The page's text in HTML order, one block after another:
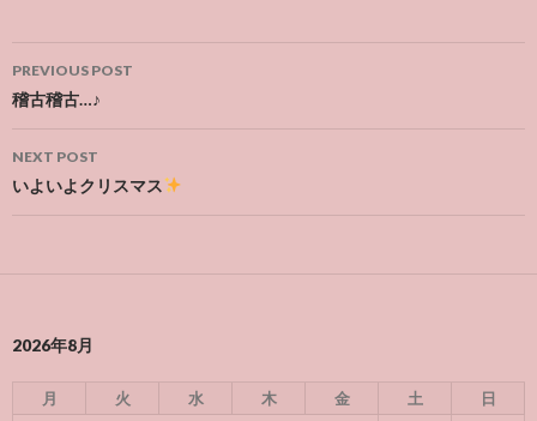
Post
navigation
PREVIOUS POST
稽古稽古…♪
NEXT POST
いよいよクリスマス
2026年8月
月 火 水 木 金 土
日